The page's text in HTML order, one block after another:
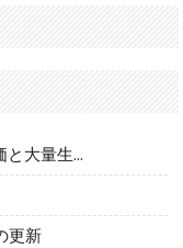
CNC Tech 国产線維コンポーネント評価と大量生産適合ガイド
更新